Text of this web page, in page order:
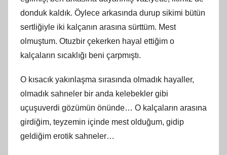
donduk kaldık. Öylece arkasında durup sikimi bütün
sertliğiyle iki kalçanın arasına sürttüm. Mest
olmuştum. Otuzbir çekerken hayal ettiğim o
kalçaların sıcaklığı beni çarpmıştı.
O kısacık yakınlaşma sırasında olmadık hayaller,
olmadık sahneler bir anda kelebekler gibi
uçuşuverdi gözümün önünde… O kalçaların arasına
girdiğim, teyzemin içinde mest olduğum, gidip
geldiğim erotik sahneler…